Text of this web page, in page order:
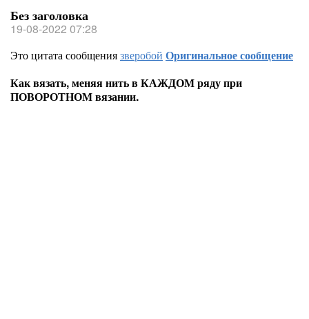
Без заголовка
19-08-2022 07:28
Это цитата сообщениязверобой Оригинальное сообщение
Как вязать, меняя нить в КАЖДОМ ряду при
ПОВОРОТНОМ вязании.